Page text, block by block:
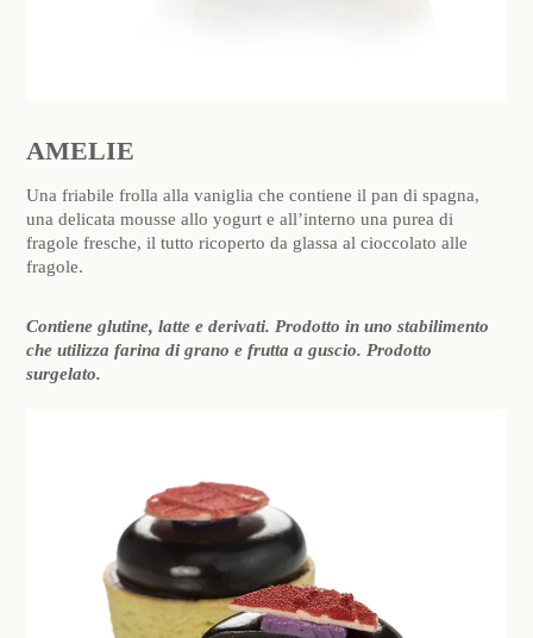
AMELIE
Una friabile frolla alla vaniglia che contiene il pan di spagna,
una delicata mousse allo yogurt e all’interno una purea di
fragole fresche, il tutto ricoperto da glassa al cioccolato alle
fragole.
Contiene glutine, latte e derivati. Prodotto in uno stabilimento
che utilizza farina di grano e frutta a guscio. Prodotto
surgelato.